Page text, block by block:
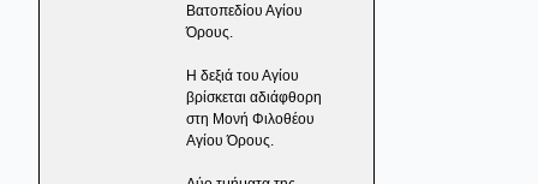
Βατοπεδίου Αγίου
Όρους.
Η δεξιά του Αγίου
βρίσκεται αδιάφθορη
στη Μονή Φιλοθέου
Αγίου Όρους.